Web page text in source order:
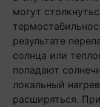
могут
результате
солнца или
попадают
локальный
расширяться.